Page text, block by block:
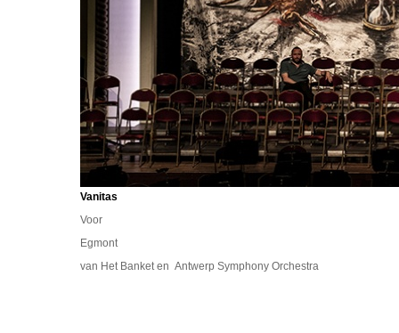
Vanitas
Voor
Egmont
van Het Banket en Antwerp Symphony Orchestra